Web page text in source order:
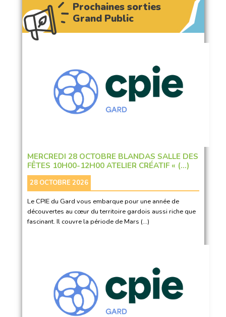
Prochaines sorties
Grand Public
MERCREDI 28 OCTOBRE BLANDAS SALLE DES
FÊTES 10H00-12H00 ATELIER CRÉATIF « (…)
28 OCTOBRE 2026
Le CPIE du Gard vous embarque pour une année de
découvertes au cœur du territoire gardois aussi riche que
fascinant. Il couvre la période de Mars (…)